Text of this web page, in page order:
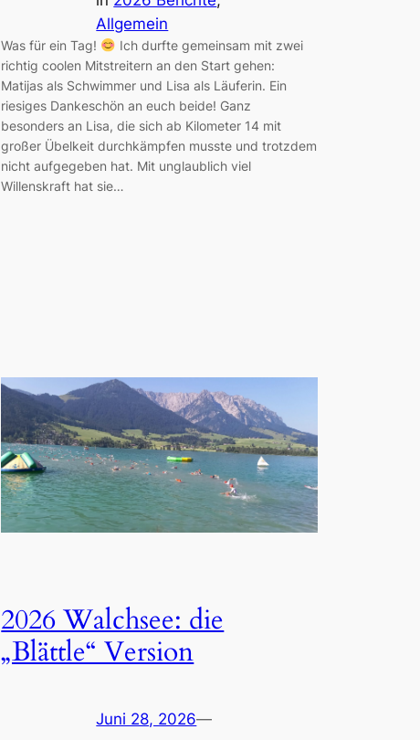
Allgemein
Was für ein Tag!
Ich durfte gemeinsam mit zwei
richtig coolen Mitstreitern an den Start gehen:
Matijas als Schwimmer und Lisa als Läuferin. Ein
riesiges Dankeschön an euch beide! Ganz
besonders an Lisa, die sich ab Kilometer 14 mit
großer Übelkeit durchkämpfen musste und trotzdem
nicht aufgegeben hat. Mit unglaublich viel
Willenskraft hat sie…
2026 Walchsee: die
„Blättle“ Version
Juni 28, 2026—